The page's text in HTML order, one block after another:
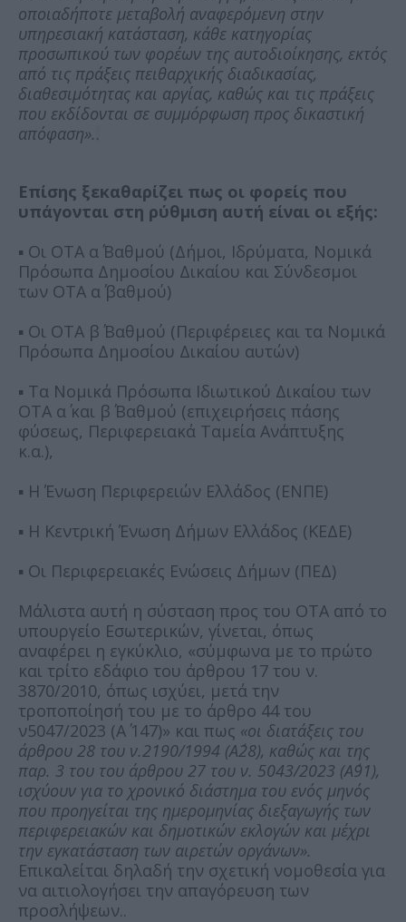
οποιαδήποτε μεταβολή αναφερόμενη στην
υπηρεσιακή κατάσταση, κάθε κατηγορίας
προσωπικού των φορέων της αυτοδιοίκησης, εκτός
από τις πράξεις πειθαρχικής διαδικασίας,
διαθεσιμότητας και αργίας, καθώς και τις πράξεις
που εκδίδονται σε συμμόρφωση προς δικαστική
απόφαση». .
Επίσης ξεκαθαρίζει πως οι φορείς που
υπάγονται στη ρύθμιση αυτή είναι οι εξής:
▪ Οι ΟΤΑ α΄ Βαθμού (Δήμοι, Ιδρύματα, Νομικά
Πρόσωπα Δημοσίου Δικαίου και Σύνδεσμοι
των ΟΤΑ α΄ βαθμού)
▪ Οι ΟΤΑ β΄ Βαθμού (Περιφέρειες και τα Νομικά
Πρόσωπα Δημοσίου Δικαίου αυτών)
▪ Τα Νομικά Πρόσωπα Ιδιωτικού Δικαίου των
ΟΤΑ α΄ και β΄ Βαθμού (επιχειρήσεις πάσης
φύσεως, Περιφερειακά Ταμεία Ανάπτυξης
κ.α.),
▪ Η Ένωση Περιφερειών Ελλάδος (ΕΝΠΕ)
▪ Η Κεντρική Ένωση Δήμων Ελλάδος (ΚΕΔΕ)
▪ Οι Περιφερειακές Ενώσεις Δήμων (ΠΕΔ)
Μάλιστα αυτή η σύσταση προς του ΟΤΑ από το
υπουργείο Εσωτερικών, γίνεται, όπως
αναφέρει η εγκύκλιο, «σύμφωνα με το πρώτο
και τρίτο εδάφιο του άρθρου 17 του ν.
3870/2010, όπως ισχύει, μετά την
τροποποίησή του με το άρθρο 44 του
ν5047/2023 (Α΄ 147)» και πως «οι διατάξεις του
άρθρου 28 του ν.2190/1994 (A΄28), καθώς και της
παρ. 3 του του άρθρου 27 του ν. 5043/2023 (Α΄91),
ισχύουν για το χρονικό διάστημα του ενός μηνός
που προηγείται της ημερομηνίας διεξαγωγής των
περιφερειακών και δημοτικών εκλογών και μέχρι
την εγκατάσταση των αιρετών οργάνων».
Επικαλείται δηλαδή την σχετική νομοθεσία για
να αιτιολογήσει την απαγόρευση των
προσλήψεων..